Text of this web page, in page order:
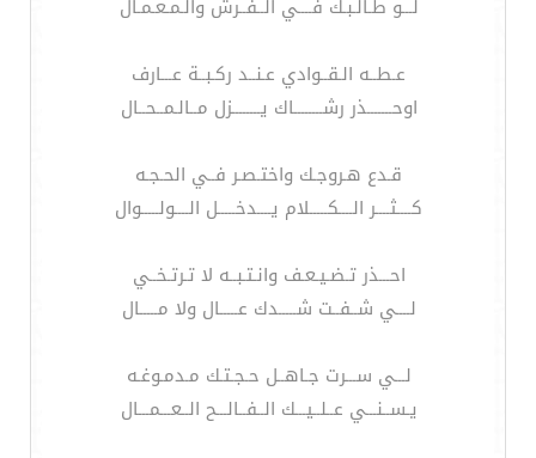
لـــو طـالـبـك فــــي الــفــرش والـمـعـمـال
عـطــه الـقــوادي عـنــد ركـبــة عـــارف
اوحـــــــذر رشــــــــاك يــــــــزل مــالـمــحــال
قـدع هـروجـك واختـصـر فــي الحـجـه
كــــثــــر الــــكـــــلام يــــدخـــــل الــــولـــــوال
احـــذر تـضـيـعـف وانـتـبــه لا تـرتـخــي
لــــي شــفــت شـــــدك عـــــال ولا مـــــال
لـــي ســـرت جـاهــل حـجـتـك مـدمـوغـه
يـســنـــي عــلــيـــك الــفــالـــح الــعـــمـــال